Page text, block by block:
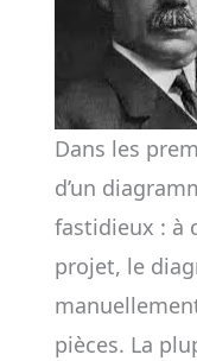
Dans les
d’un
fastidieux : à
projet, le
pièces. La